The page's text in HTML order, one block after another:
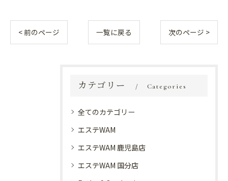
< 前のページ 一覧に戻る 次のページ >
カテゴリー Categories
全てのカテゴリー
エステWAM
エステWAM 鹿児島店
エステWAM 国分店